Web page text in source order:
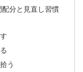
分と見直し習慣
う